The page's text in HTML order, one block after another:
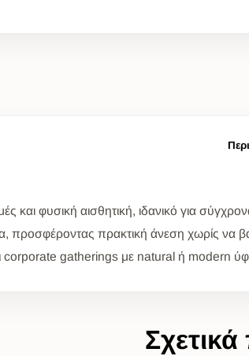
και φυσική αισθητική, ιδανικό για
πρακτική άνεση χωρίς να
corporate gatherings με natural ή modern